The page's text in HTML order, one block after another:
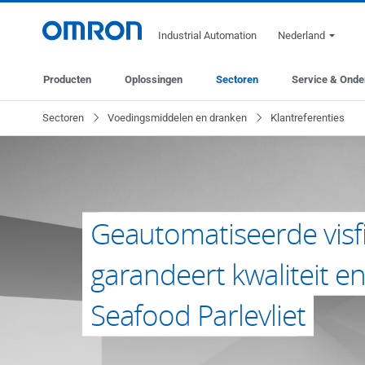
Industrial Automation Nederland
Producten Oplossingen Sectoren Service &
Sectoren Voedingsmiddelen en dranken Klantreferenties
Geautomatiseerde
garandeert kwaliteit
Seafood Parlevliet